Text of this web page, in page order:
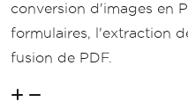
conversion d'images en
formulaires, l'extraction
fusion de PDF.